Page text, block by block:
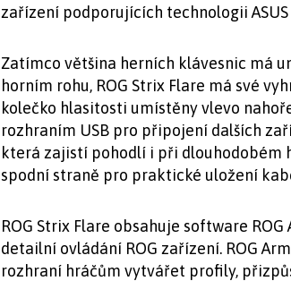
zařízení podporujících technologii ASUS
Zatímco většina herních klávesnic má
horním rohu, ROG Strix Flare má své
kolečko hlasitosti umístěny vlevo
rozhraním USB pro připojení dalších
která zajistí pohodlí i při dlouhodobém
spodní straně pro praktické uložení
ROG Strix Flare obsahuje software
detailní ovládání ROG zařízení. ROG
rozhraní hráčům vytvářet profily,